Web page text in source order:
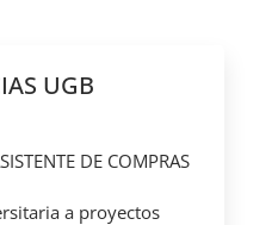
UGB
DE COMPRAS
a proyectos